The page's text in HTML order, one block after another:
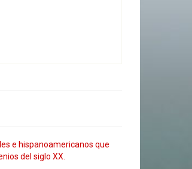
e hispanoamericanos que
del siglo XX.